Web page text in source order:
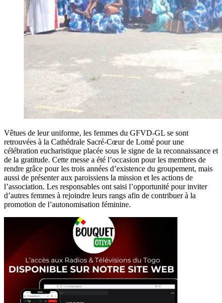
Vêtues de leur uniforme, les femmes du GFVD-GL se sont
retrouvées à la Cathédrale Sacré-Cœur de Lomé pour une
célébration eucharistique placée sous le signe de la reconnaissance et
de la gratitude. Cette messe a été l’occasion pour les membres de
rendre grâce pour les trois années d’existence du groupement, mais
aussi de présenter aux paroissiens la mission et les actions de
l’association. Les responsables ont saisi l’opportunité pour inviter
d’autres femmes à rejoindre leurs rangs afin de contribuer à la
promotion de l’autonomisation féminine.